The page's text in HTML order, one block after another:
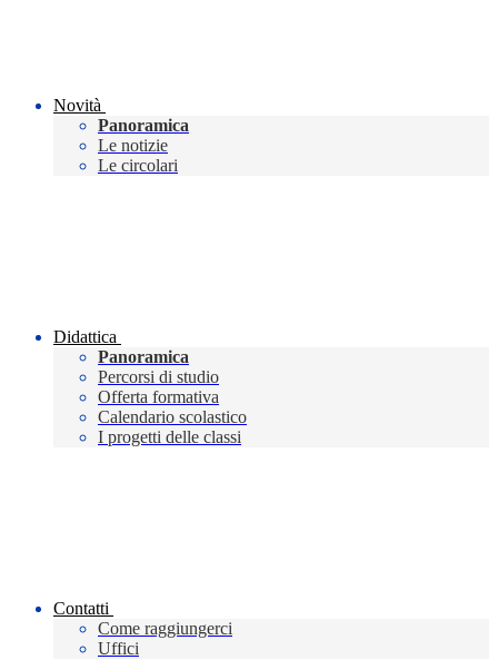
Novità
Panoramica
Le notizie
Le circolari
Didattica
Panoramica
Percorsi di studio
Offerta formativa
Calendario scolastico
I progetti delle classi
Contatti
Come raggiungerci
Uffici